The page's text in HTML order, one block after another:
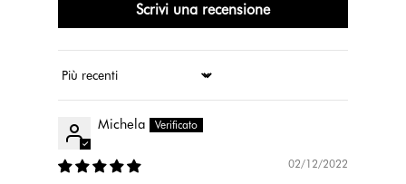
Scrivi una recensione
Ordina per
Michela
02/12/2022